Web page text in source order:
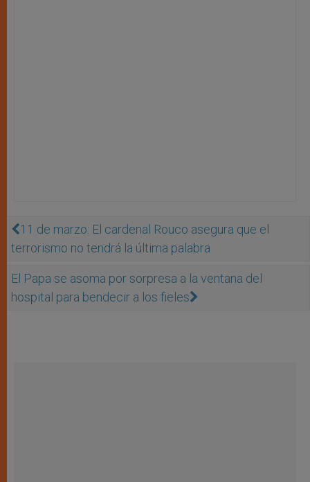
11 de marzo: El cardenal Rouco asegura que el
terrorismo no tendrá la última palabra
El Papa se asoma por sorpresa a la ventana del
hospital para bendecir a los fieles